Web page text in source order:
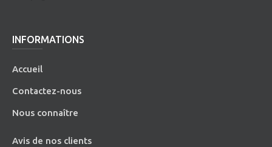
INFORMATIONS
Accueil
Contactez-nous
Nous connaître
Avis de nos clients